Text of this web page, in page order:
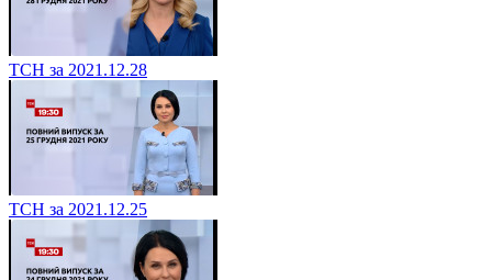
ТСН за 2021.12.28
ТСН за 2021.12.25